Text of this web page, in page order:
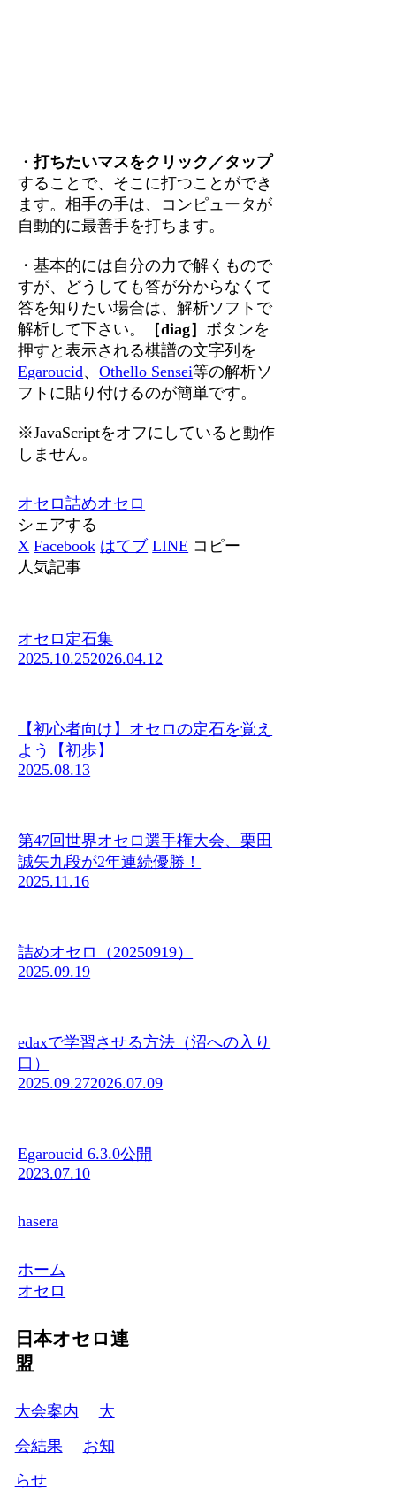
・打ちたいマスをクリック／タップ
することで、そこに打つことができ
ます。相手の手は、コンピュータが
自動的に最善手を打ちます。
・基本的には自分の力で解くもので
すが、どうしても答が分からなくて
答を知りたい場合は、解析ソフトで
解析して下さい。
［diag］ ボタンを
押すと表示される棋譜の文字列を
Egaroucid、Othello Sensei等の解析ソ
フトに貼り付けるのが簡単です。
※JavaScriptをオフにしていると動作
しません。
オセロ詰めオセロ
シェアする
X Facebook はてブ LINE コピー
人気記事
オセロ定石集
2025.10.252026.04.12
【初心者向け】オセロの定石を覚え
よう【初歩】
2025.08.13
第47回世界オセロ選手権大会、栗田
誠矢九段が2年連続優勝！
2025.11.16
詰めオセロ（20250919）
2025.09.19
edaxで学習させる方法（沼への入り
口）
2025.09.272026.07.09
Egaroucid 6.3.0公開
2023.07.10
hasera
ホーム
オセロ
日本オセロ連
盟
大会案内
大
会結果
お知
らせ